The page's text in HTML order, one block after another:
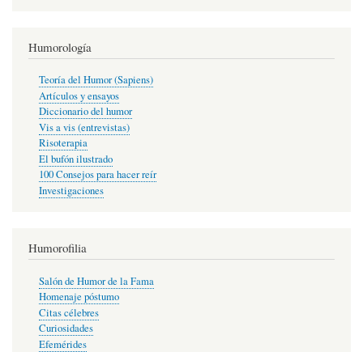
Humorología
Teoría del Humor (Sapiens)
Artículos y ensayos
Diccionario del humor
Vis a vis (entrevistas)
Risoterapia
El bufón ilustrado
100 Consejos para hacer reír
Investigaciones
Humorofilia
Salón de Humor de la Fama
Homenaje póstumo
Citas célebres
Curiosidades
Efemérides